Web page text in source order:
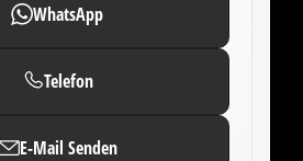
WhatsApp
Telefon
E-Mail Senden